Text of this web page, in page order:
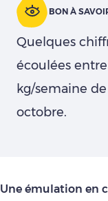
BON À
Quelques
écoulées
kg/semaine
octobre.
Une émulation en